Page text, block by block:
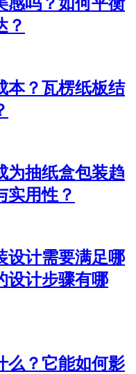
？
本？瓦楞纸板结
为抽纸盒包装趋
实用性？
设计需要满足哪
设计步骤有哪
么？它能如何影